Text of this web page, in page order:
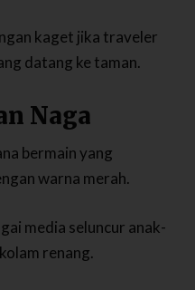
kaget jika traveler
datang ke taman.
Naga
bermain yang
warna merah.
media seluncur anak-
renang.